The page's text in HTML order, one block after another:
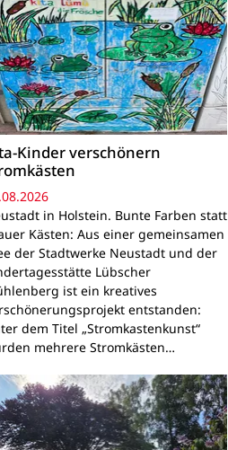
Kinder verschönern
in Holstein. Bunte Farben statt
Kästen: Aus einer gemeinsamen
der Stadtwerke Neustadt und der
Lübscher
ist ein kreatives
entstanden:
dem Titel „Stromkastenkunst“
mehrere Stromkästen…